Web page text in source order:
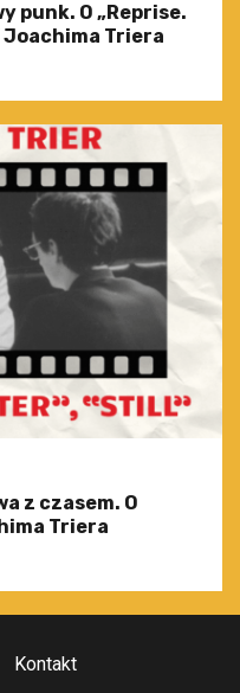
punk. O „Reprise.
Joachima Triera
z czasem. O
Triera
Kontakt